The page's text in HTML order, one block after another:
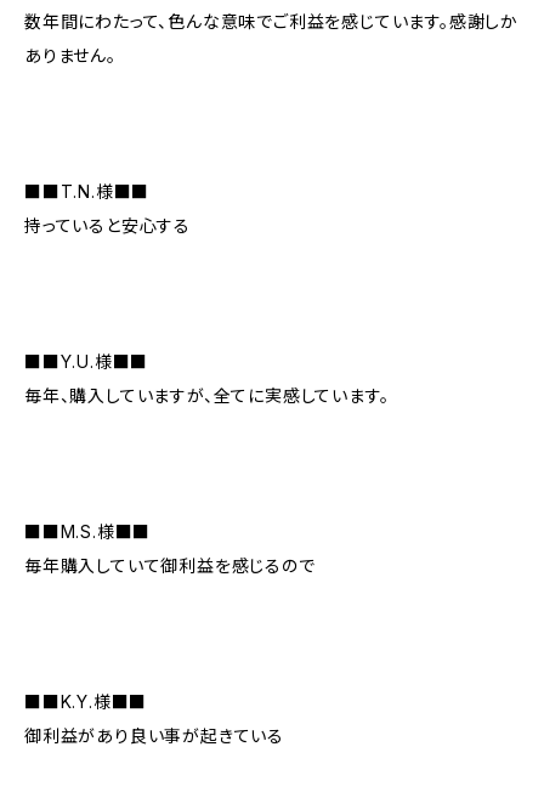
数年間にわたって、色んな意味でご利益を感じています。感謝しか
ありません。
■■T.N.様■■
持っていると安心する
■■Y.U.様■■
毎年、購入していますが、全てに実感しています。
■■M.S.様■■
毎年購入していて御利益を感じるので
■■K.Y.様■■
御利益があり良い事が起きている